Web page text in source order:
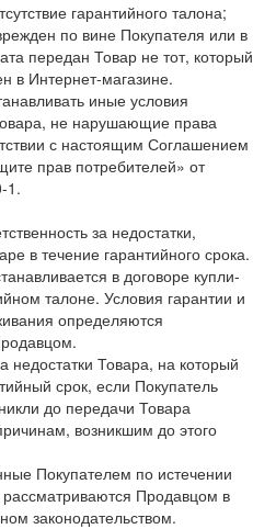
гарантийного талона;
по вине Покупателя или в
передан Товар не тот, который
в Интернет-магазине.
иные условия
не нарушающие права
с настоящим Соглашением
прав потребителей» от
1.
за недостатки,
в течение гарантийного срока.
в договоре купли-
талоне. Условия гарантии и
определяются
недостатки Товара, на который
срок, если Покупатель
до передачи Товара
возникшим до этого
Покупателем по истечении
рассматриваются Продавцом в
законодательством.